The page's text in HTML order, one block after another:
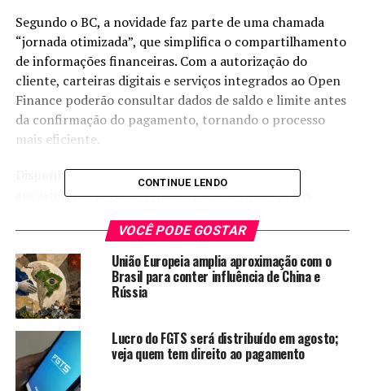
Segundo o BC, a novidade faz parte de uma chamada
“jornada otimizada”, que simplifica o compartilhamento
de informações financeiras. Com a autorização do
cliente, carteiras digitais e serviços integrados ao Open
Finance poderão consultar dados de saldo e limite antes
da confirmação do pagamento, tornando o processo
mais eficiente.
Disponível desde fevereiro de 2025, o Pix por
aproximação permite realizar pagamentos apenas
necessidade de acessar o aplicativo do banco. A
expectativa é que a nova funcionalidade aumente a taxa
de sucesso das transações e estimule o desenvolvimento
de novos serviços e soluções de pagamento no mercado
financeiro.
TÓPICOS RELACIONADOS: APROXIMAÇÃO NOTÍCIAS
SALDO
CONTINUE LENDO
VOCÊ PODE GOSTAR
União Europeia amplia aproximação com o
Brasil para conter influência de China e
Rússia
Lucro do FGTS será distribuído em agosto;
veja quem tem direito ao pagamento